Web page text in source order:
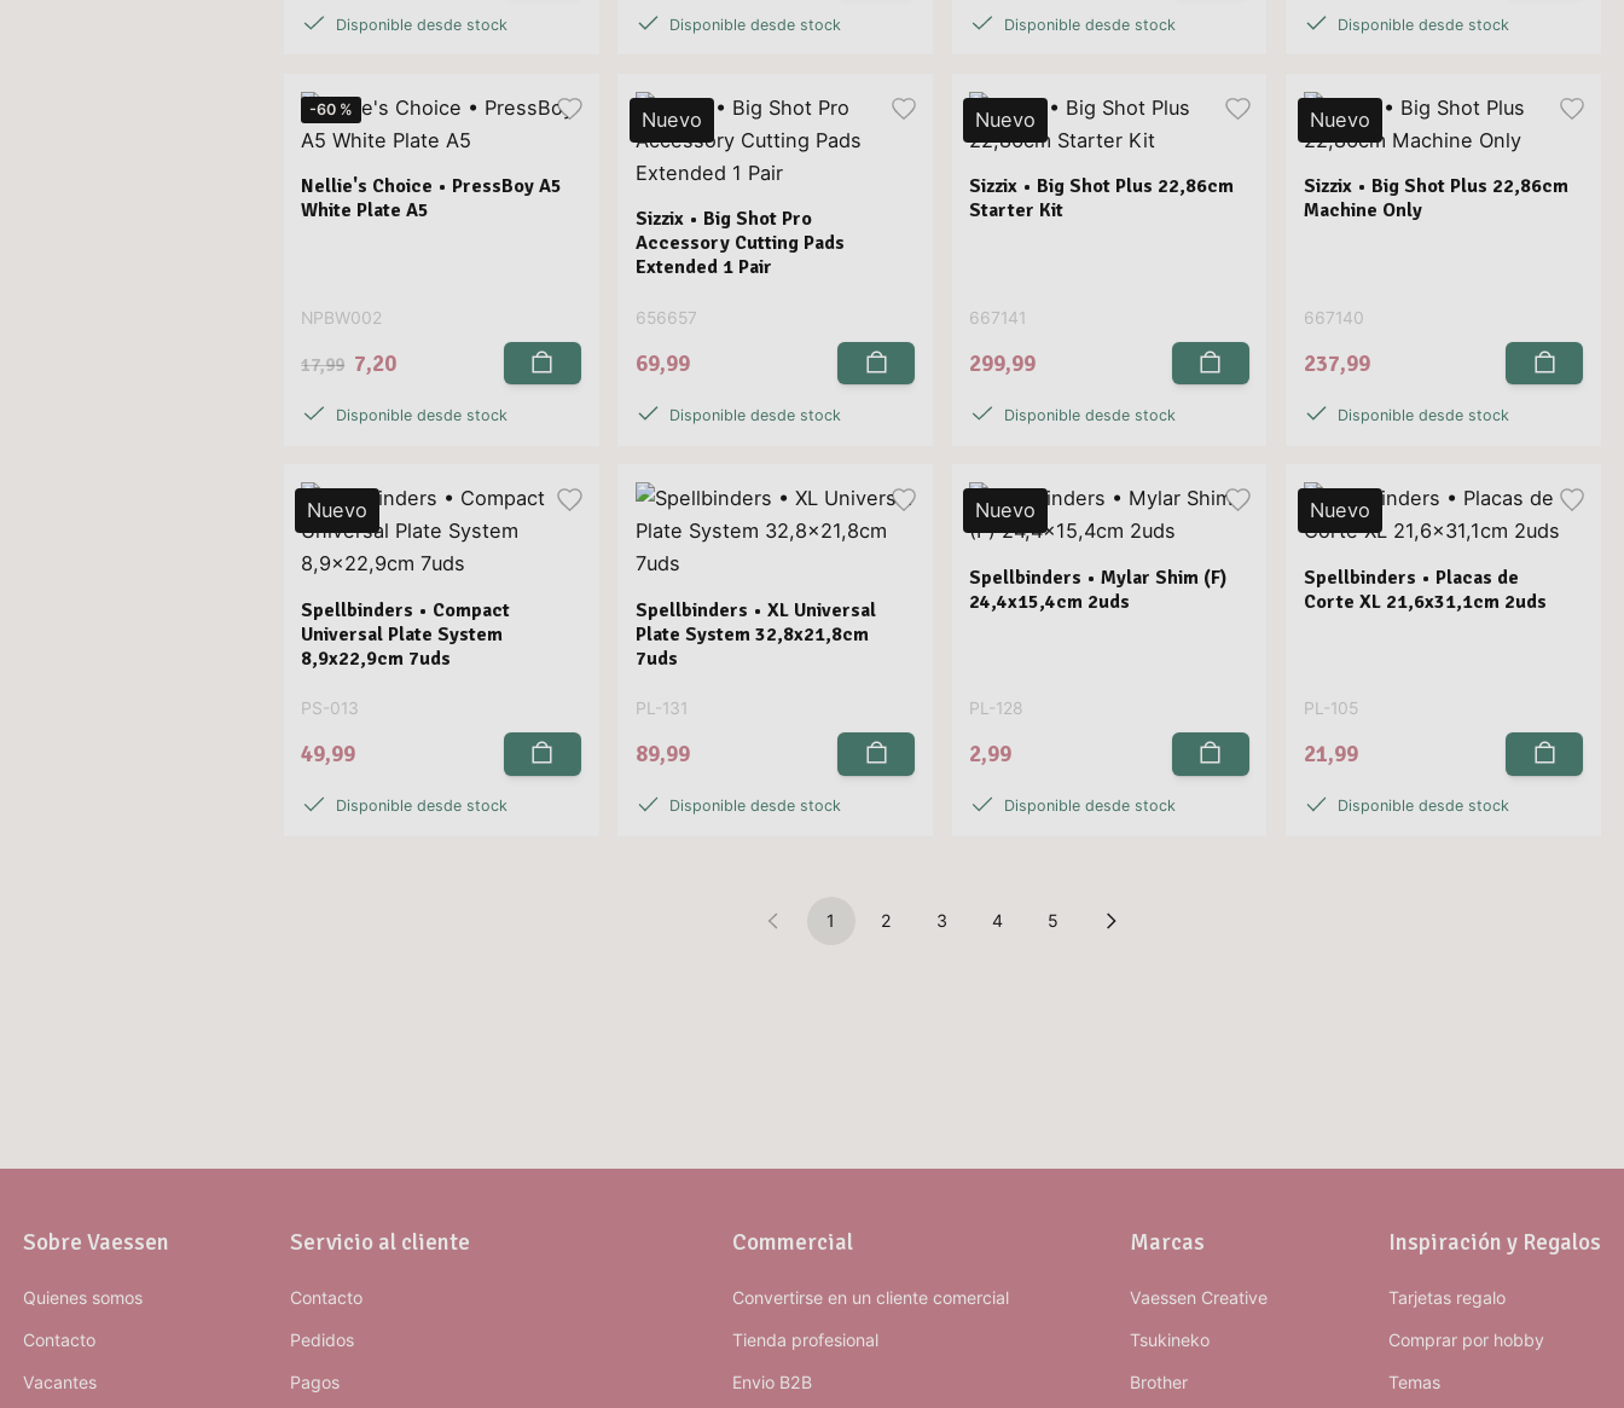
Disponible desde stock Disponible desde stock Disponible desde stock Disponible desde stock
-60 %
Nellie's Choice • PressBoy A5
White Plate A5
NPBW002
17,99 7,20
Disponible desde stock
Nuevo
Sizzix • Big Shot Pro
Accessory Cutting Pads
Extended 1 Pair
656657
69,99
Disponible desde stock
Nuevo
Sizzix • Big Shot Plus 22,86cm
Starter Kit
667141
299,99
Disponible desde stock
Nuevo
Sizzix • Big Shot Plus 22,86cm
Machine Only
667140
237,99
Disponible desde stock
Nuevo
Spellbinders • Compact
Universal Plate System
8,9x22,9cm 7uds
PS-013
49,99
Disponible desde stock
Spellbinders • XL Universal
Plate System 32,8x21,8cm
7uds
PL-131
89,99
Disponible desde stock
Nuevo
Spellbinders • Mylar Shim (F)
24,4x15,4cm 2uds
PL-128
2,99
Disponible desde stock
Nuevo
Spellbinders • Placas de
Corte XL 21,6x31,1cm 2uds
PL-105
21,99
Disponible desde stock
1 2 3 4 5
Sobre Vaessen
Quienes somos
Contacto
Vacantes
Servicio al cliente
Contacto
Pedidos
Pagos
Commercial
Convertirse en un cliente comercial
Tienda profesional
Envio B2B
Marcas
Vaessen Creative
Tsukineko
Brother
Inspiración y Regalos
Tarjetas regalo
Comprar por hobby
Temas